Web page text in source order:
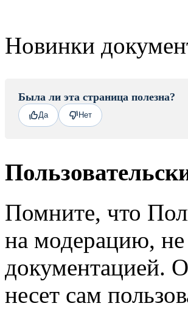
Новинки
Была ли эта страница полезна?
Да Нет
Помните, что
на модерацию,
документацией.
несет сам